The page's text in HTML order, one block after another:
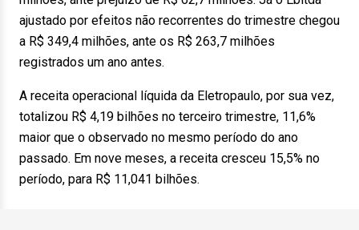
ajustado por efeitos não recorrentes do trimestre chegou
a R$ 349,4 milhões, ante os R$ 263,7 milhões
registrados um ano antes.
A receita operacional líquida da Eletropaulo, por sua vez,
totalizou R$ 4,19 bilhões no terceiro trimestre, 11,6%
maior que o observado no mesmo período do ano
passado. Em nove meses, a receita cresceu 15,5% no
período, para R$ 11,041 bilhões.